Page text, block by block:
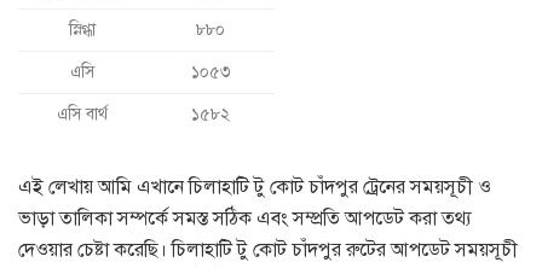
স্নিগ্ধা ৮৮০
এসি ১০৫৩
এসি বার্থ ১৫৮২
এই লেখায় আমি এখানে চিলাহাটি টু কোট চাঁদপুর ট্রেনের সময়সূচী ও
ভাড়া তালিকা সম্পর্কে সমস্ত সঠিক এবং সম্প্রতি আপডেট করা তথ্য
দেওয়ার চেষ্টা করেছি। চিলাহাটি টু কোট চাঁদপুর রুটের আপডেট সময়সূচী